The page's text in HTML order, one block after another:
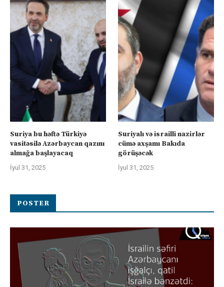
Suriya bu həftə Türkiyə
vasitəsilə Azərbaycan qazını
almağa başlayacaq
İyul 31, 2025
Suriyalı və israilli nazirlər
cümə axşamı Bakıda
görüşəcək
İyul 31, 2025
POSTER